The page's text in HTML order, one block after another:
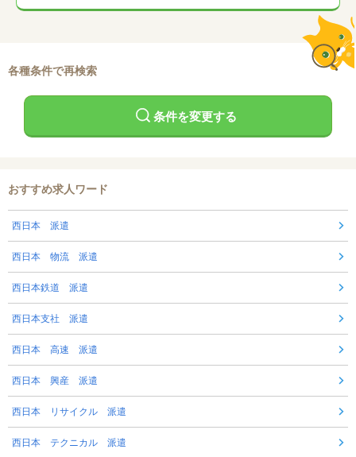
各種条件で再検索
条件を変更する
おすすめ求人ワード
西日本 派遣
西日本 物流 派遣
西日本鉄道 派遣
西日本支社 派遣
西日本 高速 派遣
西日本 興産 派遣
西日本 リサイクル 派遣
西日本 テクニカル 派遣